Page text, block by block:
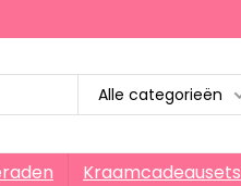
Alle categorieën
Kraamcadeausets